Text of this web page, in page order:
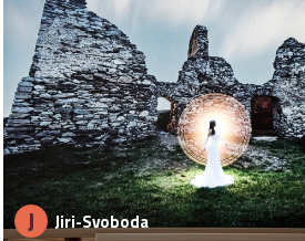
J Jiri-Svoboda